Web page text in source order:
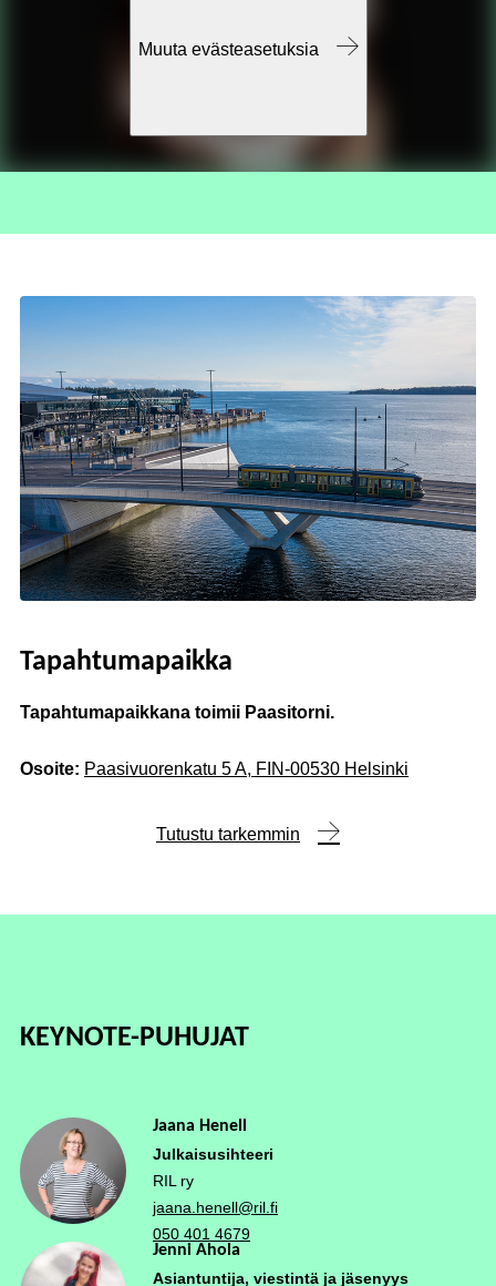
Muuta evästeasetuksia
Tapahtumapaikka
Tapahtumapaikkana toimii Paasitorni.
Osoite: Paasivuorenkatu 5 A, FIN-00530 Helsinki
Tutustu tarkemmin
KEYNOTE-PUHUJAT
Jaana Henell
Julkaisusihteeri
RIL ry
jaana.henell@ril.fi
050 401 4679
Jenni Ahola
Asiantuntija, viestintä ja jäsenyys